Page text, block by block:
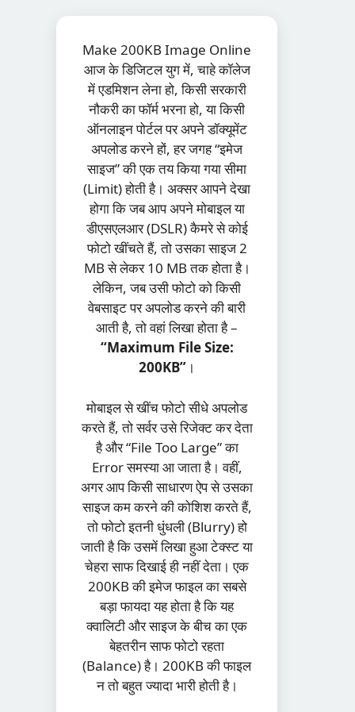
Make 200KB Image Online
आज के डिजिटल युग में, चाहे कॉलेज
में एडमिशन लेना हो, किसी सरकारी
नौकरी का फॉर्म भरना हो, या किसी
ऑनलाइन पोर्टल पर अपने डॉक्यूमेंट
अपलोड करने हों, हर जगह “इमेज
साइज” की एक तय किया गया सीमा
(Limit) होती है। अक्सर आपने देखा
होगा कि जब आप अपने मोबाइल या
डीएसएलआर (DSLR) कैमरे से कोई
फोटो खींचते हैं, तो उसका साइज 2
MB से लेकर 10 MB तक होता है।
लेकिन, जब उसी फोटो को किसी
वेबसाइट पर अपलोड करने की बारी
आती है, तो वहां लिखा होता है –
“Maximum File Size:
200KB” ।
मोबाइल से खींच फोटो सीधे अपलोड
करते हैं, तो सर्वर उसे रिजेक्ट कर देता
है और “File Too Large” का
Error समस्या आ जाता है। वहीं,
अगर आप किसी साधारण ऐप से उसका
साइज कम करने की कोशिश करते हैं,
तो फोटो इतनी धुंधली (Blurry) हो
जाती है कि उसमें लिखा हुआ टेक्स्ट या
चेहरा साफ दिखाई ही नहीं देता। एक
200KB की इमेज फाइल का सबसे
बड़ा फायदा यह होता है कि यह
क्वालिटी और साइज के बीच का एक
बेहतरीन साफ फोटो रहता
(Balance) है। 200KB की फाइल
न तो बहुत ज्यादा भारी होती है।